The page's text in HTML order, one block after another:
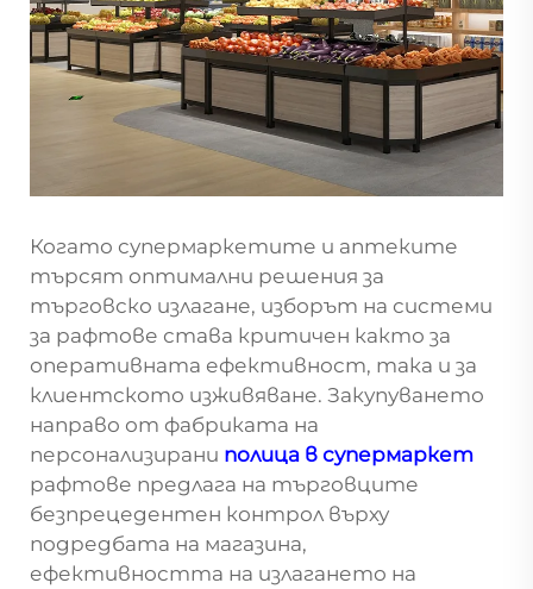
Когато супермаркетите и аптеките
търсят оптимални решения за
търговско излагане, изборът на системи
за рафтове става критичен както за
оперативната ефективност, така и за
клиентското изживяване. Закупуването
направо от фабриката на
персонализирани полица в супермаркет
рафтове предлага на търговците
безпрецедентен контрол върху
подредбата на магазина,
ефективността на излагането на